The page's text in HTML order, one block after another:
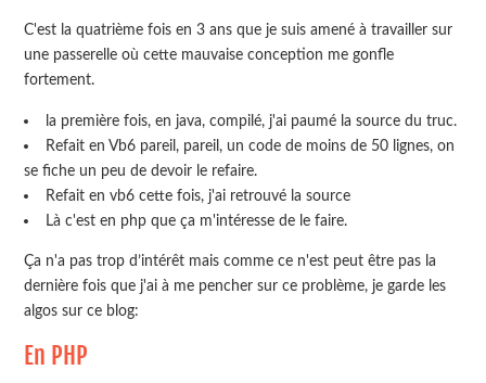
C'est la quatrième fois en 3 ans que je suis amené à travailler sur
une passerelle où cette mauvaise conception me gonfle
fortement.
la première fois, en java, compilé, j'ai paumé la source du truc.
Refait en Vb6 pareil, pareil, un code de moins de 50 lignes, on
se fiche un peu de devoir le refaire.
Refait en vb6 cette fois, j'ai retrouvé la source
Là c'est en php que ça m'intéresse de le faire.
Ça n'a pas trop d’intérêt mais comme ce n'est peut être pas la
dernière fois que j'ai à me pencher sur ce problème, je garde les
algos sur ce blog:
En PHP